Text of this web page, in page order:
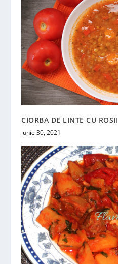
CIORBA DE LINTE CU ROSII
iunie 30, 2021